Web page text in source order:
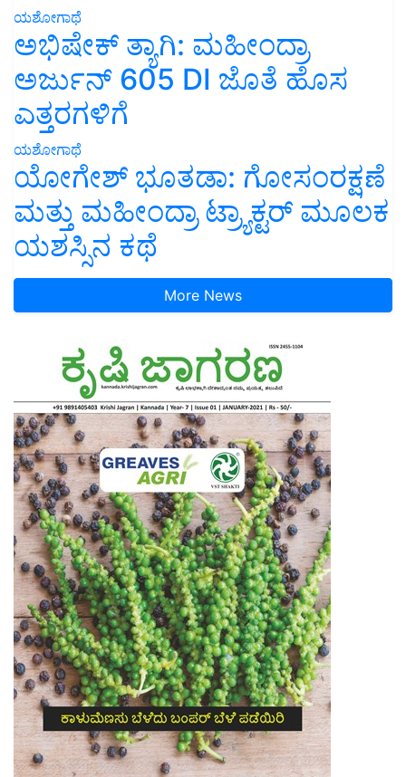
ಯಶೋಗಾಥೆ
ಅಭಿಷೇಕ್ ತ್ಯಾಗಿ: ಮಹೀಂದ್ರಾ
ಅರ್ಜುನ್ 605 DI ಜೊತೆ ಹೊಸ
ಎತ್ತರಗಳಿಗೆ
ಯಶೋಗಾಥೆ
ಯೋಗೇಶ್ ಭೂತಡಾ: ಗೋಸಂರಕ್ಷಣೆ
ಮತ್ತು ಮಹೀಂದ್ರಾ ಟ್ರ್ಯಾಕ್ಟರ್ ಮೂಲಕ
ಯಶಸ್ಸಿನ ಕಥೆ
More News